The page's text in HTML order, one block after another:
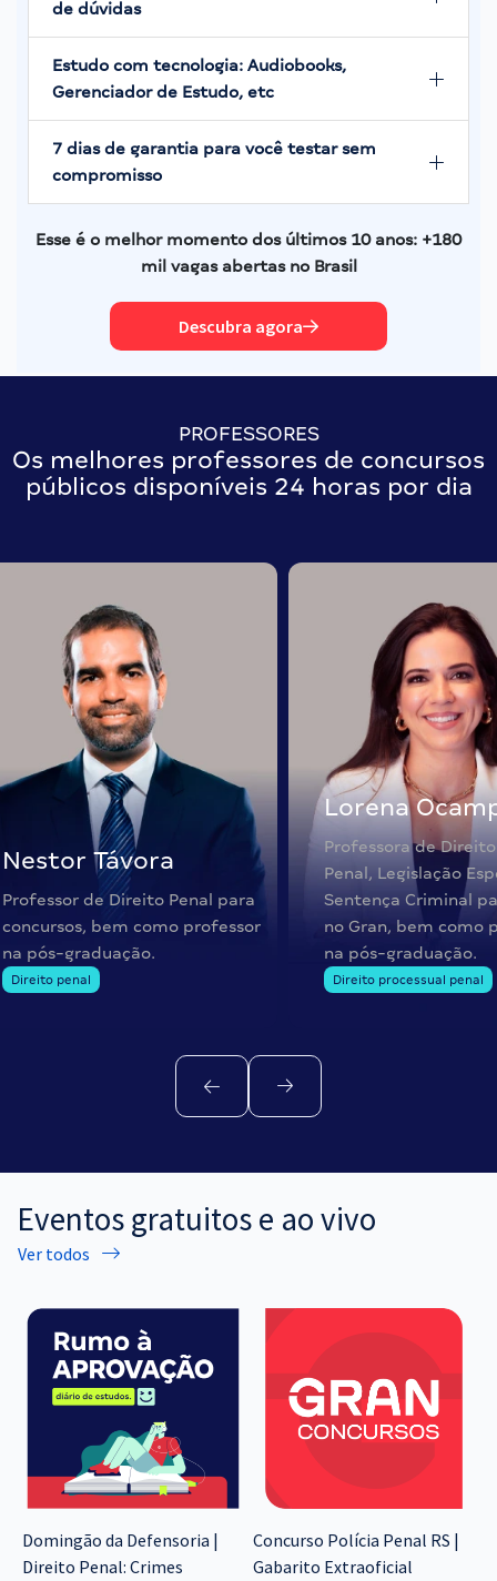
de dúvidas
Estudo com tecnologia: Audiobooks,
Gerenciador de Estudo, etc
7 dias de garantia para você testar sem
compromisso
Esse é o melhor momento dos últimos 10 anos: +180
mil vagas abertas no Brasil
Descubra agora
PROFESSORES
Os melhores professores de concursos
públicos disponíveis 24 horas por dia
Nestor Távora
Professor de Direito Penal para
concursos, bem como professor
na pós-graduação.
Direito penal
Lorena
Professora de
Penal, Legislação
Sentença Criminal
no Gran, bem como
na pós-graduação.
Direito processual penal
Eventos gratuitos e ao vivo
Ver todos
Domingão da Defensoria |
Direito Penal: Crimes
Concurso Polícia Penal RS |
Gabarito Extraoficial